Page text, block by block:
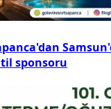
sponsoru